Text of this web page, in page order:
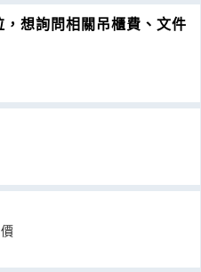
想詢問相關吊櫃費、文件